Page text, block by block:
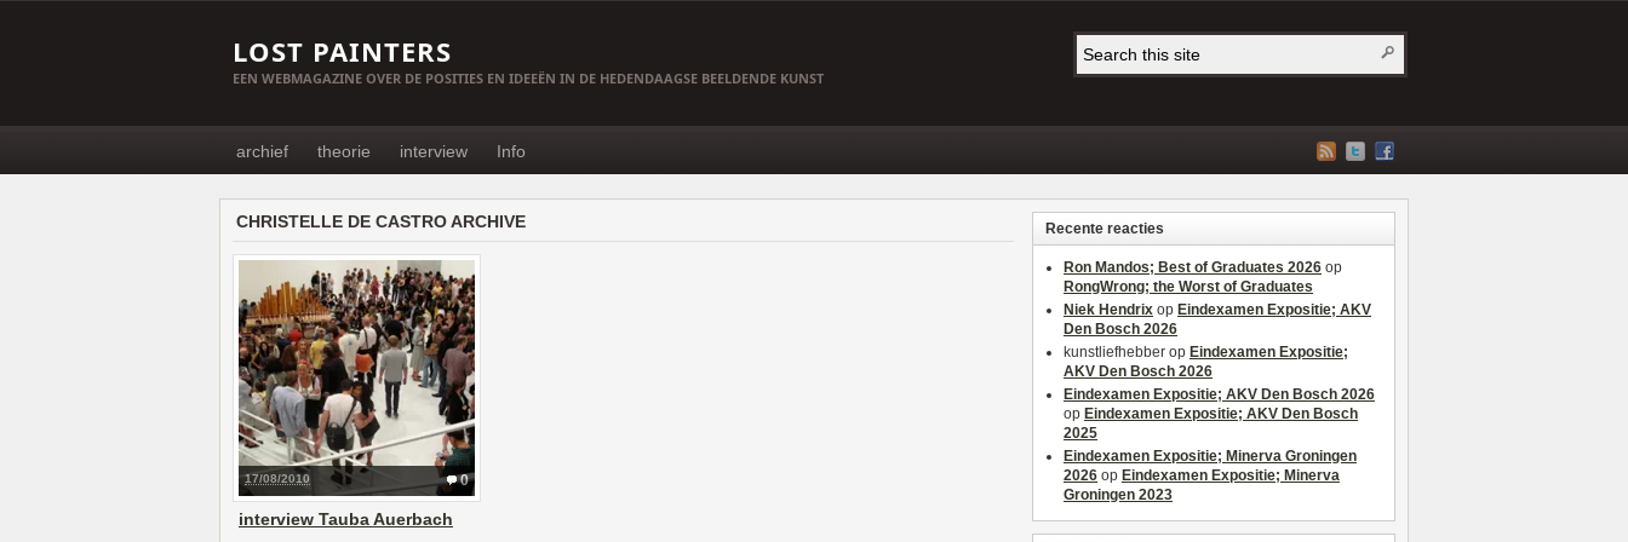
LOST PAINTERS
EEN WEBMAGAZINE OVER DE POSITIES EN IDEEËN IN DE HEDENDAAGSE BEELDENDE KUNST
archief theorie interview Info
CHRISTELLE DE CASTRO ARCHIVE
0
17/08/2010
interview Tauba Auerbach
Recente reacties
Ron Mandos; Best of Graduates 2026 op
RongWrong; the Worst of Graduates
Niek Hendrix op Eindexamen Expositie; AKV
Den Bosch 2026
kunstliefhebber op Eindexamen Expositie;
AKV Den Bosch 2026
Eindexamen Expositie; AKV Den Bosch 2026
op Eindexamen Expositie; AKV Den Bosch
2025
Eindexamen Expositie; Minerva Groningen
2026 op Eindexamen Expositie; Minerva
Groningen 2023